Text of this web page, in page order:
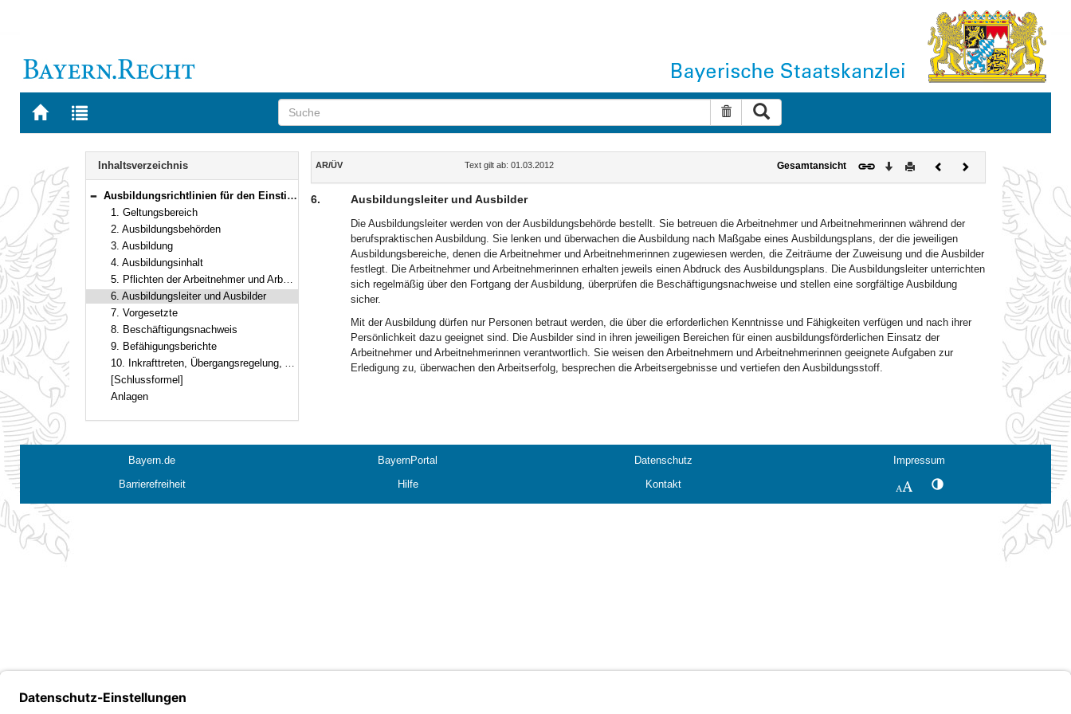
Zur
BAYERN.RECHT
Zur
letzten
Suche zurücksetzen
Navigation
Inhaltsverzeichnis
Bereich reduzieren
Ausbildungsrichtlinien für den Einstieg in der zweiten Qualifikationsebene der Fachlaufbahn Naturwissenschaft und Technik fachlicher Schwerpunkt technischer Überwachungsdienst zum Schutz der Verbraucher
1. Geltungsbereich
2. Ausbildungsbehörden
3. Ausbildung
4. Ausbildungsinhalt
5. Pflichten der Arbeitnehmer und Arbeitnehmerinnen
6. Ausbildungsleiter und Ausbilder
7. Vorgesetzte
8. Beschäftigungsnachweis
9. Befähigungsberichte
10. Inkrafttreten, Übergangsregelung, Außerkrafttreten
[Schlussformel]
Anlagen
Inhalt
AR/ÜV Text gilt ab: 01.03.2012 Gesamtansicht Download
DruckenVorherigesNächstes
Dokument
6. Ausbildungsleiter und Ausbilder
Die Ausbildungsleiter werden von der Ausbildungsbehörde bestellt. Sie betreuen die Arbeitnehmer und Arbeitnehmerinnen während der
berufspraktischen Ausbildung. Sie lenken und überwachen die Ausbildung nach Maßgabe eines Ausbildungsplans, der die jeweiligen
Ausbildungsbereiche, denen die Arbeitnehmer und Arbeitnehmerinnen zugewiesen werden, die Zeiträume der Zuweisung und die Ausbilder
festlegt. Die Arbeitnehmer und Arbeitnehmerinnen erhalten jeweils einen Abdruck des Ausbildungsplans. Die Ausbildungsleiter unterrichten
sich regelmäßig über den Fortgang der Ausbildung, überprüfen die Beschäftigungsnachweise und stellen eine sorgfältige Ausbildung
sicher.
Mit der Ausbildung dürfen nur Personen betraut werden, die über die erforderlichen Kenntnisse und Fähigkeiten verfügen und nach ihrer
Persönlichkeit dazu geeignet sind. Die Ausbilder sind in ihren jeweiligen Bereichen für einen ausbildungsförderlichen Einsatz der
Arbeitnehmer und Arbeitnehmerinnen verantwortlich. Sie weisen den Arbeitnehmern und Arbeitnehmerinnen geeignete Aufgaben zur
Erledigung zu, überwachen den Arbeitserfolg, besprechen die Arbeitsergebnisse und vertiefen den Ausbildungsstoff.
Bayern.de BayernPortal Datenschutz
Impressum
Barrierefreiheit
Hilfe Kontakt SchriftgrößeKontrastwechsel